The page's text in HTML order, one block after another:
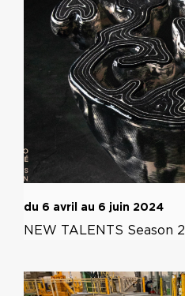
du 6 avril au 6 juin 2024
NEW TALENTS Season 2